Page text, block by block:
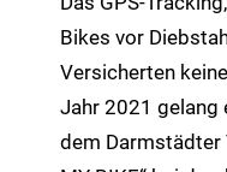
Bikes vor
Versicherten
Jahr 2021 gelang
dem Darmstädter